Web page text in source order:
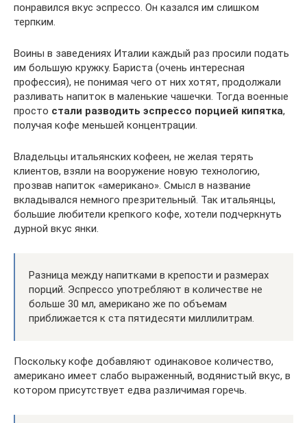
понравился вкус эспрессо. Он казался им слишком
терпким.
Воины в заведениях Италии каждый раз просили подать
им большую кружку. Бариста (очень интересная
профессия), не понимая чего от них хотят, продолжали
разливать напиток в маленькие чашечки. Тогда военные
просто стали разводить эспрессо порцией кипятка,
получая кофе меньшей концентрации.
Владельцы итальянских кофеен, не желая терять
клиентов, взяли на вооружение новую технологию,
прозвав напиток «американо». Смысл в название
вкладывался немного презрительный. Так итальянцы,
большие любители крепкого кофе, хотели подчеркнуть
дурной вкус янки.
Разница между напитками в крепости и размерах
порций. Эспрессо употребляют в количестве не
больше 30 мл, американо же по объемам
приближается к ста пятидесяти миллилитрам.
Поскольку кофе добавляют одинаковое количество,
американо имеет слабо выраженный, водянистый вкус, в
котором присутствует едва различимая горечь.